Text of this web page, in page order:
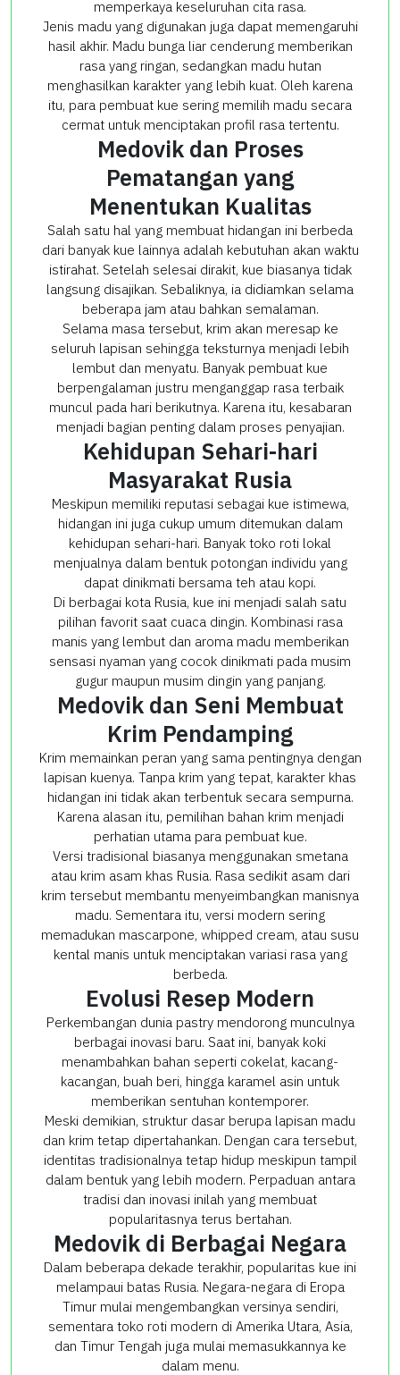
memperkaya keseluruhan cita rasa.
Jenis madu yang digunakan juga dapat memengaruhi
hasil akhir. Madu bunga liar cenderung memberikan
rasa yang ringan, sedangkan madu hutan
menghasilkan karakter yang lebih kuat. Oleh karena
itu, para pembuat kue sering memilih madu secara
cermat untuk menciptakan profil rasa tertentu.
Medovik dan Proses
Pematangan yang
Menentukan Kualitas
Salah satu hal yang membuat hidangan ini berbeda
dari banyak kue lainnya adalah kebutuhan akan waktu
istirahat. Setelah selesai dirakit, kue biasanya tidak
langsung disajikan. Sebaliknya, ia didiamkan selama
beberapa jam atau bahkan semalaman.
Selama masa tersebut, krim akan meresap ke
seluruh lapisan sehingga teksturnya menjadi lebih
lembut dan menyatu. Banyak pembuat kue
berpengalaman justru menganggap rasa terbaik
muncul pada hari berikutnya. Karena itu, kesabaran
menjadi bagian penting dalam proses penyajian.
Kehidupan Sehari-hari
Masyarakat Rusia
Meskipun memiliki reputasi sebagai kue istimewa,
hidangan ini juga cukup umum ditemukan dalam
kehidupan sehari-hari. Banyak toko roti lokal
menjualnya dalam bentuk potongan individu yang
dapat dinikmati bersama teh atau kopi.
Di berbagai kota Rusia, kue ini menjadi salah satu
pilihan favorit saat cuaca dingin. Kombinasi rasa
manis yang lembut dan aroma madu memberikan
sensasi nyaman yang cocok dinikmati pada musim
gugur maupun musim dingin yang panjang.
Medovik dan Seni Membuat
Krim Pendamping
Krim memainkan peran yang sama pentingnya dengan
lapisan kuenya. Tanpa krim yang tepat, karakter khas
hidangan ini tidak akan terbentuk secara sempurna.
Karena alasan itu, pemilihan bahan krim menjadi
perhatian utama para pembuat kue.
Versi tradisional biasanya menggunakan smetana
atau krim asam khas Rusia. Rasa sedikit asam dari
krim tersebut membantu menyeimbangkan manisnya
madu. Sementara itu, versi modern sering
memadukan mascarpone, whipped cream, atau susu
kental manis untuk menciptakan variasi rasa yang
berbeda.
Evolusi Resep Modern
Perkembangan dunia pastry mendorong munculnya
berbagai inovasi baru. Saat ini, banyak koki
menambahkan bahan seperti cokelat, kacang-
kacangan, buah beri, hingga karamel asin untuk
memberikan sentuhan kontemporer.
Meski demikian, struktur dasar berupa lapisan madu
dan krim tetap dipertahankan. Dengan cara tersebut,
identitas tradisionalnya tetap hidup meskipun tampil
dalam bentuk yang lebih modern. Perpaduan antara
tradisi dan inovasi inilah yang membuat
popularitasnya terus bertahan.
Medovik di Berbagai Negara
Dalam beberapa dekade terakhir, popularitas kue ini
melampaui batas Rusia. Negara-negara di Eropa
Timur mulai mengembangkan versinya sendiri,
sementara toko roti modern di Amerika Utara, Asia,
dan Timur Tengah juga mulai memasukkannya ke
dalam menu.